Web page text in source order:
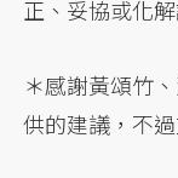
正、妥協或化
＊感謝黃頌竹
供的建議，不